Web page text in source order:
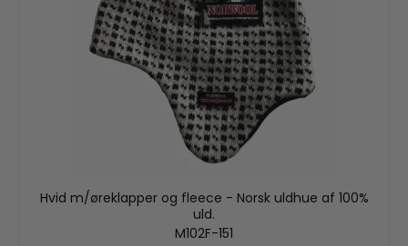
Hvid m/øreklapper og fleece - Norsk uldhue af 100%
uld.
M102F-151